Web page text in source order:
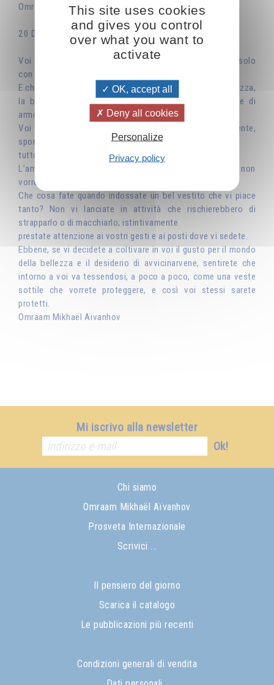
Omraam Mikhaël Aïvanhov
20 Dicembre:
Voi riuscirete a dominare le vostre tendenze istintive solo
con l’amore per un alto ideale.
E che cos’è un alto ideale? È un’aspirazione verso la bellezza,
la bellezza spirituale che è fatta di purezza, di luce e di
armonia.
Voi contemplate quella bellezza, e naturalmente,
spontaneamente, lasciate da parte
tutto ciò che è malsano, oscuro e disordinato.
L’amore per la bellezza vi protegge come un vestito che non
vorreste sporcare.
Che cosa fate quando indossate un bel vestito che vi piace
tanto? Non vi lanciate in attività che rischierebbero di
strapparlo o di macchiarlo; istintivamente
prestate attenzione ai vostri gesti e ai posti dove vi sedete.
Ebbene, se vi decidete a coltivare in voi il gusto per il mondo
della bellezza e il desiderio di avvicinarvene, sentirete che
intorno a voi va tessendosi, a poco a poco, come una veste
sottile che vorrete proteggere, e così voi stessi sarete
protetti.
Omraam Mikhaël Aïvanhov
Mi iscrivo alla newsletter
Ok!
Chi siamo
Omraam Mikhaël Aïvanhov
Prosveta Internazionale
Scrivici ...
Il pensiero del giorno
Scarica il catalogo
Le pubblicazioni più recenti
Condizioni generali di vendita
This site uses cookies
and gives you control
over what you want to
activate
OK, accept all
Deny all cookies
Personalize
Privacy policy